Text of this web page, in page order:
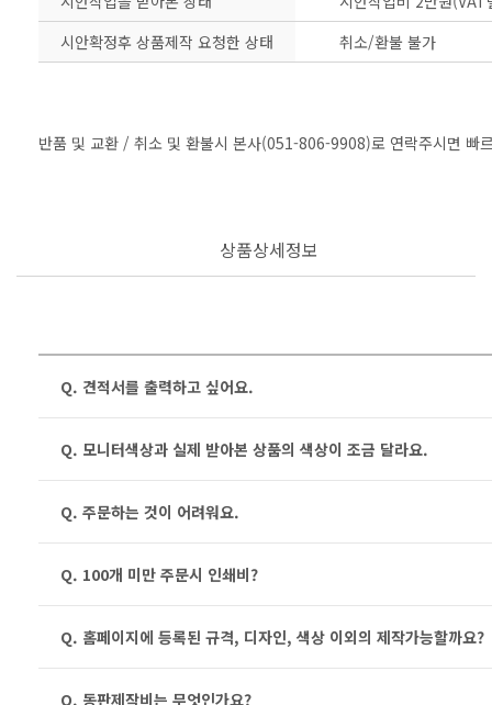
시안확정후 상품제작 요청한 상태
취소/환불 불가
반품 및 교환 / 취소 및 환불시 본사(051-806-9908)로 연락주시면 빠
상품상세정보
Q. 견적서를 출력하고 싶어요.
Q. 모니터색상과 실제 받아본 상품의 색상이 조금 달라요.
Q. 주문하는 것이 어려워요.
Q. 100개 미만 주문시 인쇄비?
Q. 홈페이지에 등록된 규격, 디자인, 색상 이외의 제작가능할까요?
Q. 동판제작비는 무엇인가요?